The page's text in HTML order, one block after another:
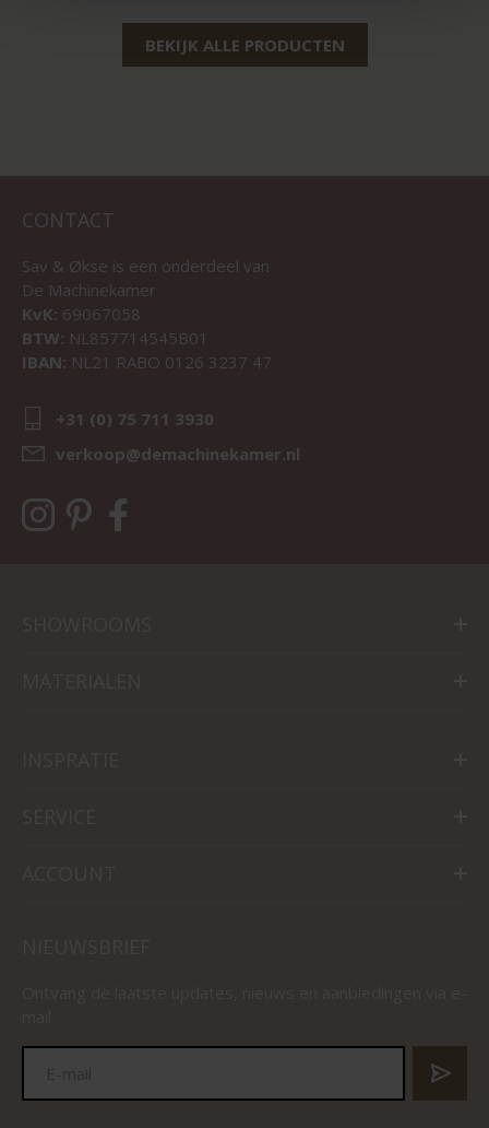
BEKIJK ALLE PRODUCTEN
CONTACT
Sav & Økse is een onderdeel van
De Machinekamer
KvK: 69067058
BTW: NL857714545B01
IBAN: NL21 RABO 0126 3237 47
+31 (0) 75 711 3930
verkoop@demachinekamer.nl